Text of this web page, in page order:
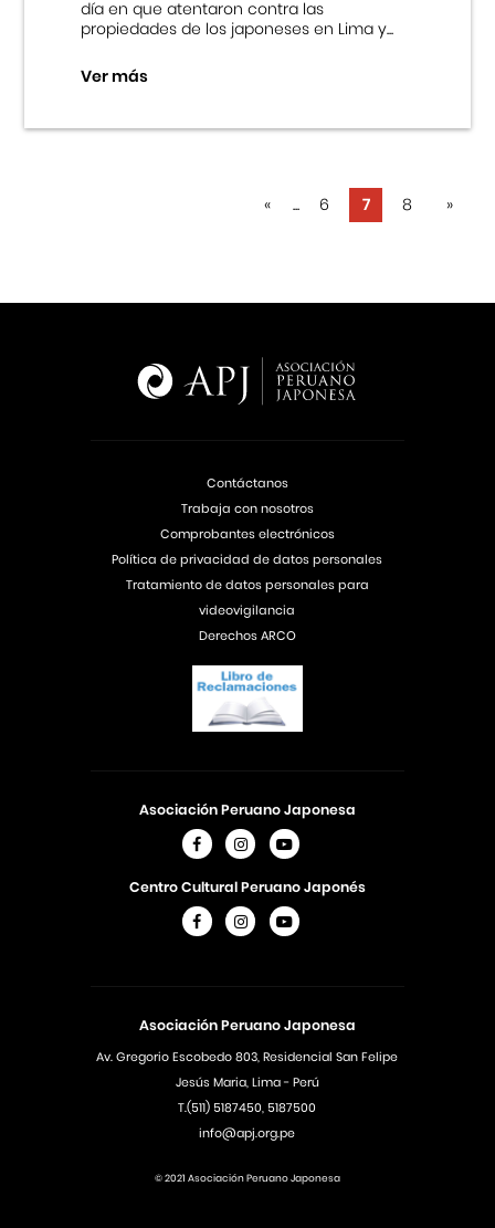
día en que atentaron contra las
propiedades de los japoneses en Lima y...
Ver más
« ... 6 7 8 »
Asociación Peruano Japonesa
Av. Gregorio Escobedo 803, Residencial San Felipe
Jesús Maria, Lima - Perú
T.(511) 5187450, 5187500
info@apj.org.pe
Asociación Peruano Japonesa
Centro Cultural Peruano Japonés
Contáctanos
Trabaja con nosotros
Comprobantes electrónicos
Política de privacidad de datos personales
Tratamiento de datos personales para
videovigilancia
Derechos ARCO
© 2021 Asociación Peruano Japonesa